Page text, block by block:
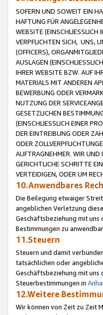
SOFERN UND SOWEIT EIN
HAFTUNG FÜR
WEBSITE (EINSCHLIESSLICH
VERPFLICHTEN SICH, UNS,
(OFFICERS),
AUSLAGEN
IHRER WEBSITE BZW. AUF
MATERIALS MIT ANDEREN
BEWERBUNG ODER
NUTZUNG DER
GESETZLICHEN
(EINSCHLIESSLICH EINER
DER EINTREIBUNG ODER
ODER
AUFTRAGNEHMER. WIR UND
GERICHTLICHE SCHRITTE
VERTEIDIGEN, ODER UM
10.Anwendbares
Die Beilegung etwaiger
angeblichen Verletzung
Geschäftsbeziehung mit uns
Bestimmungen zu
11.Steuern
Steuern und damit
tatsächlichen oder
Geschäftsbeziehung mit uns
Steuerbestimmungen in
12.Weitere
Wir können von Zeit zu Zeit